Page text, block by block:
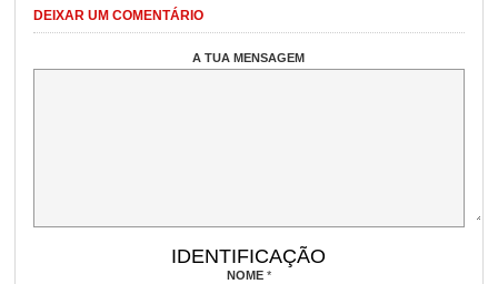
DEIXAR UM COMENTÁRIO
A TUA MENSAGEM
IDENTIFICAÇÃO
NOME *